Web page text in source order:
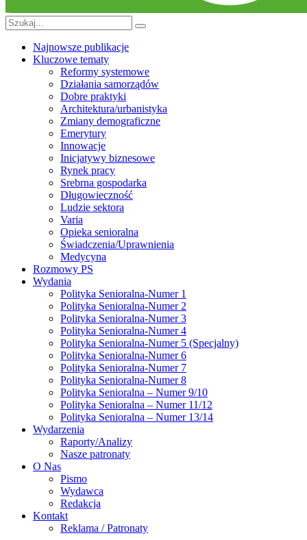
Najnowsze publikacje
Kluczowe tematy
Reformy systemowe
Działania samorządów
Dobre praktyki
Architektura/urbanistyka
Zmiany demograficzne
Emerytury
Innowacje
Inicjatywy biznesowe
Rynek pracy
Srebrna gospodarka
Długowieczność
Ludzie sektora
Varia
Opieka senioralna
Świadczenia/Uprawnienia
Medycyna
Rozmowy PS
Wydania
Polityka Senioralna-Numer 1
Polityka Senioralna-Numer 2
Polityka Senioralna-Numer 3
Polityka Senioralna-Numer 4
Polityka Senioralna-Numer 5 (Specjalny)
Polityka Senioralna-Numer 6
Polityka Senioralna-Numer 7
Polityka Senioralna-Numer 8
Polityka Senioralna – Numer 9/10
Polityka Senioralna – Numer 11/12
Polityka Senioralna – Numer 13/14
Wydarzenia
Raporty/Analizy
Nasze patronaty
O Nas
Pismo
Wydawca
Redakcja
Kontakt
Reklama / Patronaty